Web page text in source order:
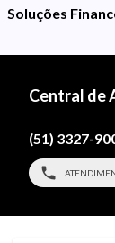
Soluções
Central de
(51) 3327-